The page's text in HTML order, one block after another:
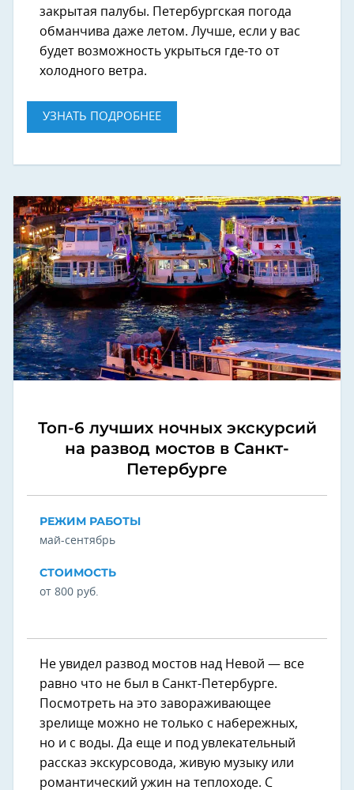
закрытая палубы. Петербургская погода
обманчива даже летом. Лучше, если у вас
будет возможность укрыться где-то от
холодного ветра.
УЗНАТЬ ПОДРОБНЕЕ
Топ-6 лучших ночных экскурсий
на развод мостов в Санкт-
Петербурге
РЕЖИМ РАБОТЫ
май-сентябрь
СТОИМОСТЬ
от 800 руб.
Не увидел развод мостов над Невой — все
равно что не был в Санкт-Петербурге.
Посмотреть на это завораживающее
зрелище можно не только с набережных,
но и с воды. Да еще и под увлекательный
рассказ экскурсовода, живую музыку или
романтический ужин на теплоходе. С